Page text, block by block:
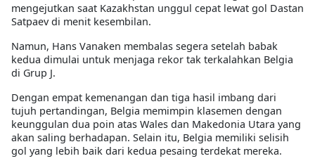
mengejutkan saat Kazakhstan unggul cepat lewat gol Dastan
Satpaev di menit kesembilan.
Namun, Hans Vanaken membalas segera setelah babak
kedua dimulai untuk menjaga rekor tak terkalahkan Belgia
di Grup J.
Dengan empat kemenangan dan tiga hasil imbang dari
tujuh pertandingan, Belgia memimpin klasemen dengan
keunggulan dua poin atas Wales dan Makedonia Utara yang
akan saling berhadapan. Selain itu, Belgia memiliki selisih
gol yang lebih baik dari kedua pesaing terdekat mereka.